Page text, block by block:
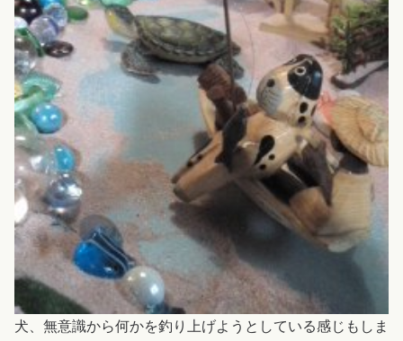
犬、無意識から何かを釣り上げようとしている感じもしま